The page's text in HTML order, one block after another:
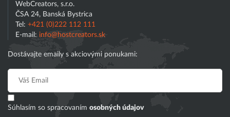
WebCreators, s.r.o.
ČSA 24, Banská Bystrica
Tel: +421 (0)222 112 111
E-mail: info@hostcreators.sk
Dostávajte emaily s akciovými ponukami:
Súhlasím so spracovaním osobných údajov